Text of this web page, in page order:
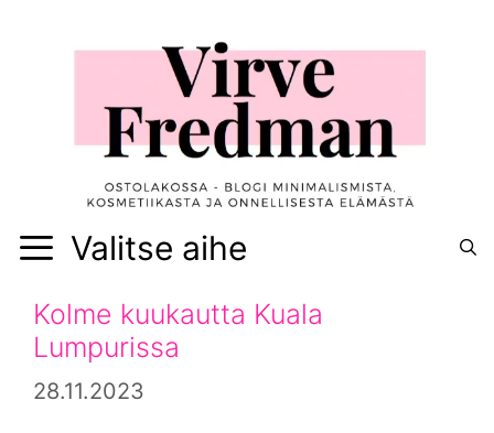
Valitse aihe
Kolme kuukautta Kuala
Lumpurissa
28.11.2023